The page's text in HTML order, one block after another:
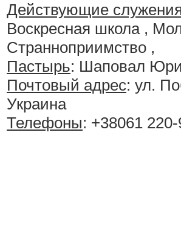
Действующие
Воскресная школа ,
Странноприимство ,
Пастырь: Шаповал
Почтовый адрес: ул.
Украина
Телефоны: +38061